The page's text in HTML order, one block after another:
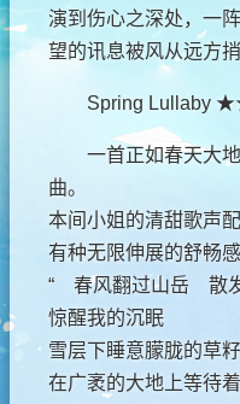
演到伤心之深处，一
望的讯息被风从远方捎
Spring
一首正如春天大
曲。
本间小姐的清甜歌声
有种无限伸展的舒畅感
“ 春风翻过山岳 散
惊醒我的沉眠
雪层下睡意朦胧的草籽
在广袤的大地上等待着